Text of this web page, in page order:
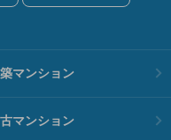
マンション
マンション